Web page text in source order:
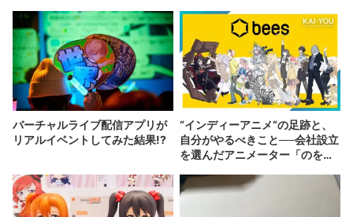
バーチャルライブ配信アプリが
リアルイベントしてみた結果!?
“インディーアニメ“の足跡と、
自分がやるべきこと──会社設立
を選んだアニメーター「のを